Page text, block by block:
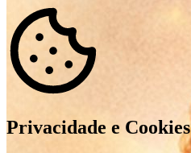
Privacidade e Cookies